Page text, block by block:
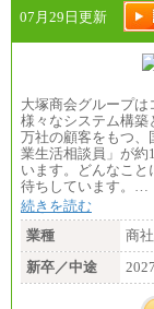
07月29日更新
大塚商会グループは
様々なシステム構築
万社の顧客をもつ、
業生活相談員」が約
います。どんなこ
待ちしています。…
続きを読む
業種
商
新卒／中途